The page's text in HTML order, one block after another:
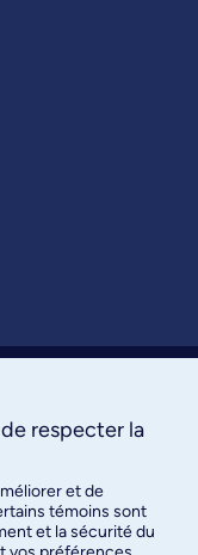
respecter la
et de
témoins sont
et la sécurité du